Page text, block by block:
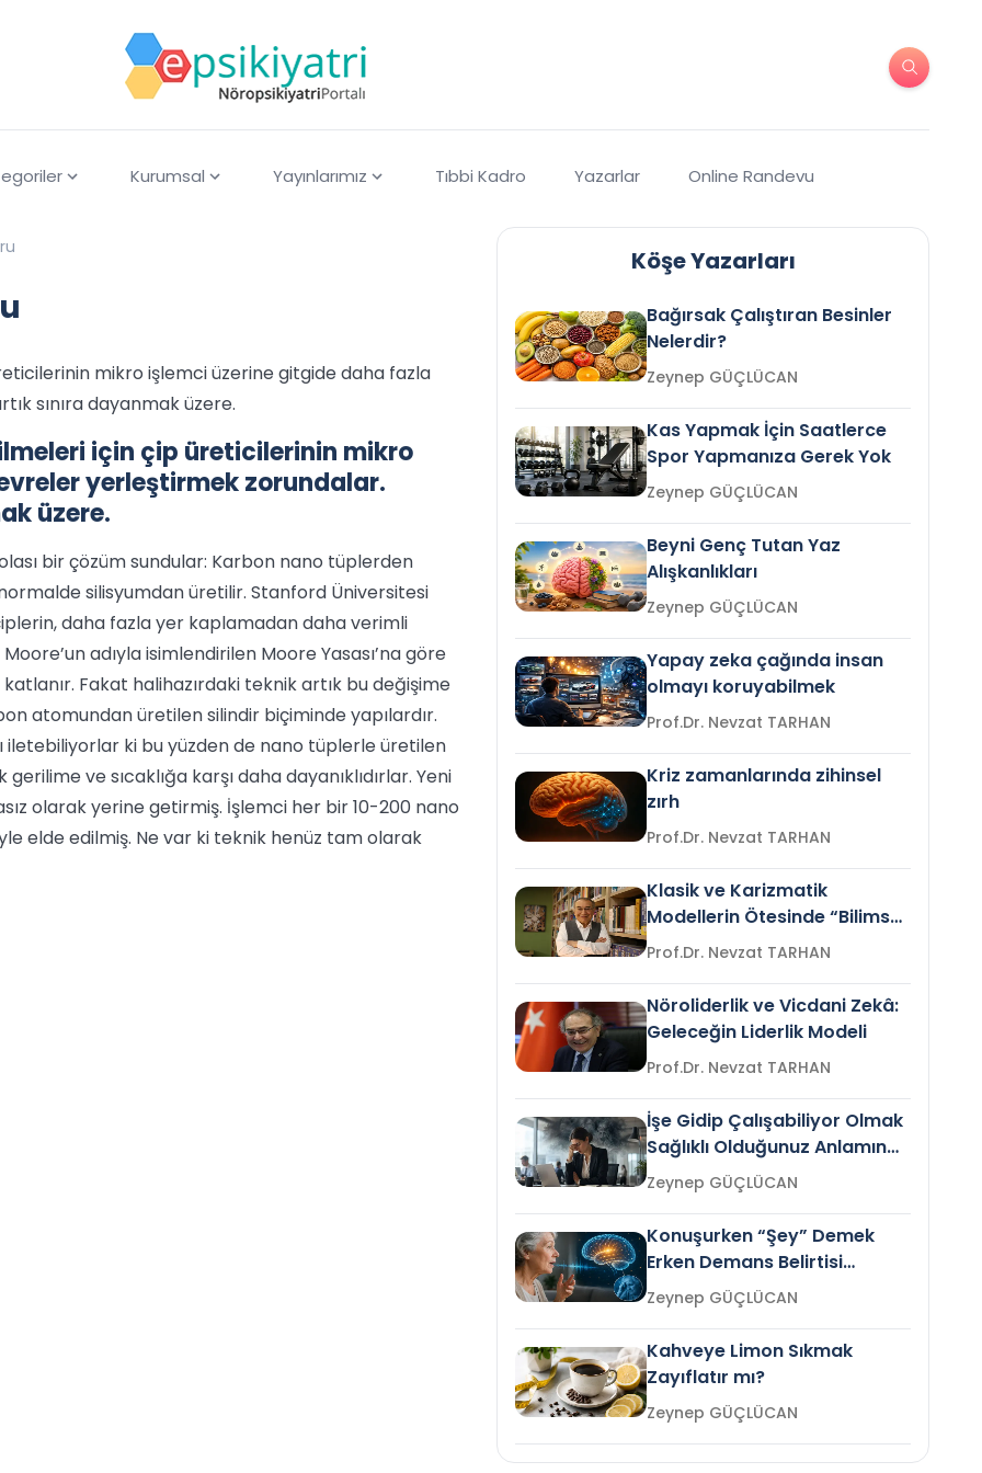
Kurumsal Yayınlarımız Tıbbi Kadro Yazarlar Online Randevu
mikro işlemci üzerine gitgide daha fazla
sınıra dayanmak üzere.
için çip üreticilerinin mikro
yerleştirmek zorundalar.
üzere.
bir çözüm sundular: Karbon nano tüplerden
silisyumdan üretilir. Stanford Üniversitesi
daha fazla yer kaplamadan daha verimli
adıyla isimlendirilen Moore Yasası’na göre
Fakat halihazırdaki teknik artık bu değişime
atomundan üretilen silindir biçiminde yapılardır.
iletebiliyorlar ki bu yüzden de nano tüplerle üretilen
ve sıcaklığa karşı daha dayanıklıdırlar. Yeni
olarak yerine getirmiş. İşlemci her bir 10-200 nano
elde edilmiş. Ne var ki teknik henüz tam olarak
Köşe Yazarları
Bağırsak Çalıştıran Besinler
Nelerdir?
Zeynep GÜÇLÜCAN
Kas Yapmak İçin Saatlerce
Spor Yapmanıza Gerek Yok
Zeynep GÜÇLÜCAN
Beyni Genç Tutan Yaz
Alışkanlıkları
Zeynep GÜÇLÜCAN
Yapay zeka çağında insan
olmayı koruyabilmek
Prof.Dr. Nevzat TARHAN
Kriz zamanlarında zihinsel
zırh
Prof.Dr. Nevzat TARHAN
Klasik ve Karizmatik
Modellerin Ötesinde “Bilimsel
Liderlik”
Prof.Dr. Nevzat TARHAN
Nöroliderlik ve Vicdani Zekâ:
Geleceğin Liderlik Modeli
Prof.Dr. Nevzat TARHAN
İşe Gidip Çalışabiliyor Olmak
Sağlıklı Olduğunuz Anlamına
Gelir mi?Zeynep GÜÇLÜCAN
Konuşurken “Şey” Demek
Erken Demans Belirtisi
Olabilir mi?Zeynep GÜÇLÜCAN
Kahveye Limon Sıkmak
Zayıflatır mı?
Zeynep GÜÇLÜCAN